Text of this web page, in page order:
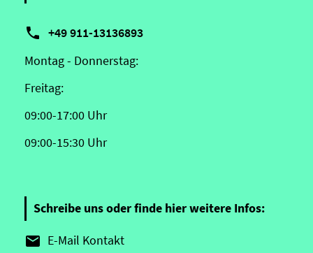
 +49 911-13136893
Montag - Donnerstag:
Freitag:
09:00-17:00 Uhr
09:00-15:30 Uhr
Schreibe uns oder finde hier weitere Infos:
 E-Mail Kontakt